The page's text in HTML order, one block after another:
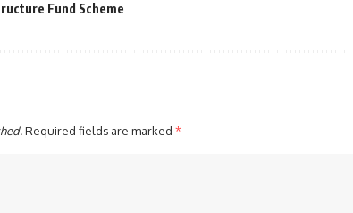
Fund Scheme
Required fields are marked *